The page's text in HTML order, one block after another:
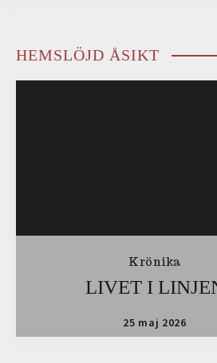
HEMSLÖJD ÅSIKT
Krönika
LIVET I
25 maj 2026